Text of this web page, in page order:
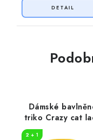
Dámské
triko Crazy cat
2 + 1